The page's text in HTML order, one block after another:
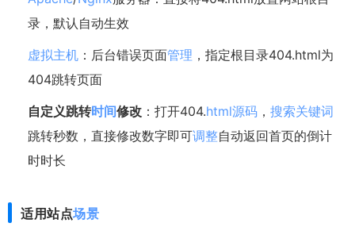
录，默认自动生效
虚拟主机 ：后台错误页面管理 ，指定根目录404.html为
404跳转页面
自定义跳转时间修改 ：打开404.html源码 ， 搜索关键词
跳转秒数 ，直接修改数字即可调整自动返回首页的倒计
时时长
适用站点场景